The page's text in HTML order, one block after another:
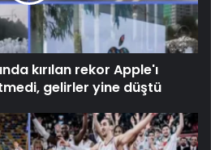
kırılan rekor Apple'ı
gelirler yine düştü